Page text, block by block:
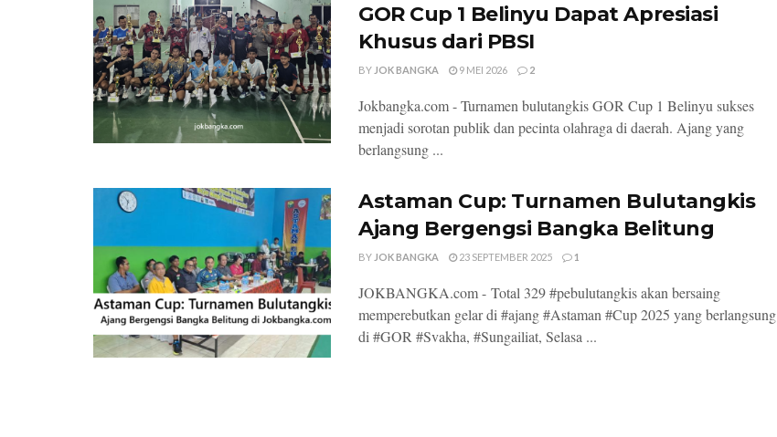
GOR Cup 1 Belinyu Dapat Apresiasi
Khusus dari PBSI
BY JOK BANGKA 9 MEI 2026 2
Jokbangka.com - Turnamen bulutangkis GOR Cup 1 Belinyu sukses
menjadi sorotan publik dan pecinta olahraga di daerah. Ajang yang
berlangsung ...
Astaman Cup: Turnamen Bulutangkis
Ajang Bergengsi Bangka Belitung
BY JOK BANGKA 23 SEPTEMBER 2025 1
JOKBANGKA.com - Total 329 #pebulutangkis akan bersaing
memperebutkan gelar di #ajang #Astaman #Cup 2025 yang berlangsung
di #GOR #Svakha, #Sungailiat, Selasa ...